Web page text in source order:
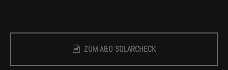
ZUM A&O SOLARCHECK